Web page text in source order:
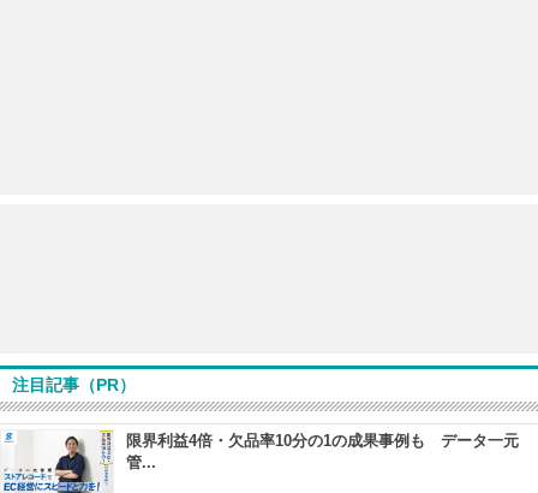
注目記事（PR）
限界利益4倍・欠品率10分の1の成果事例も データ一元
管...